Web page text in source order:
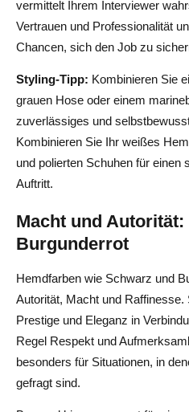
vermittelt Ihrem Interviewer
Vertrauen und Professionalität
Chancen, sich den Job zu
Styling-Tipp: Kombinieren Sie
grauen Hose oder einem
zuverlässiges und
Kombinieren Sie Ihr weißes
und polierten Schuhen für einen
Auftritt.
Macht und
Burgunderrot
Hemdfarben wie Schwarz und
Autorität, Macht und
Prestige und Eleganz in
Regel Respekt und
besonders für Situationen, in
gefragt sind.